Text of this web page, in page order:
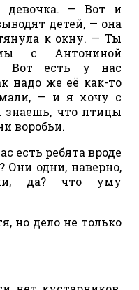
девочка. — Вот и
детей, — она
к окну. — Ты
с Антониной
Вот есть у нас
надо же её как-то
— и я хочу с
знаешь, что птицы
воробьи.
есть ребята вроде
одни, наверно,
да? что уму
но дело не только